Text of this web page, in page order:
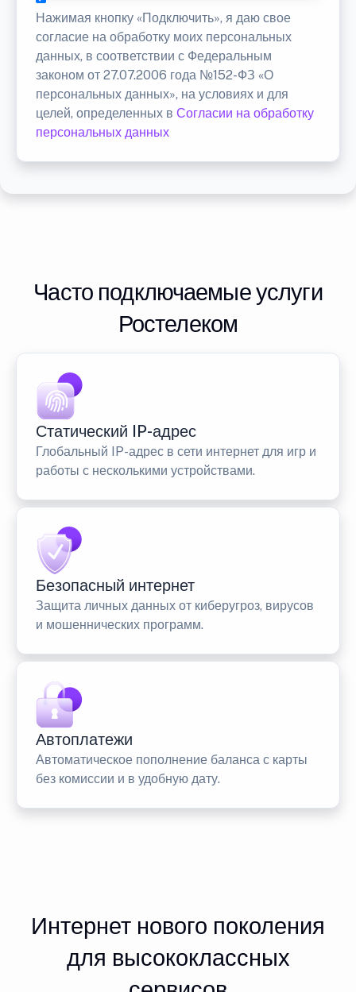
Нажимая кнопку «Подключить», я даю свое
согласие на обработку моих персональных
данных, в соответствии с Федеральным
законом от 27.07.2006 года №152-ФЗ «О
персональных данных», на условиях и для
целей, определенных в Согласии на обработку
персональных данных
Часто подключаемые услуги
Ростелеком
Статический IP-адрес
Глобальный IP-адрес в сети интернет для игр и
работы с несколькими устройствами.
Безопасный интернет
Защита личных данных от киберугроз, вирусов
и мошеннических программ.
Автоплатежи
Автоматическое пополнение баланса с карты
без комиссии и в удобную дату.
Интернет нового поколения
для высококлассных